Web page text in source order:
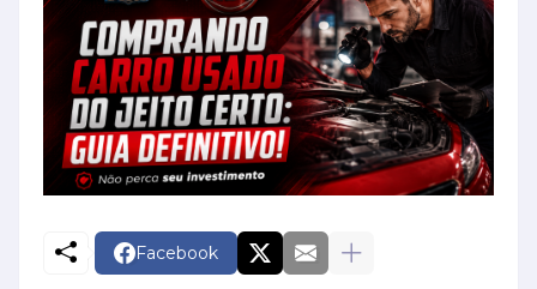
Facebook